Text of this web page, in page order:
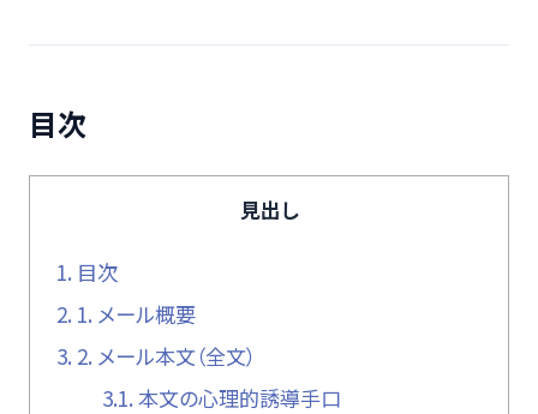
目次
見出し
1. 目次
2. 1. メール概要
3. 2. メール本文（全文）
3.1. 本文の心理的誘導手口